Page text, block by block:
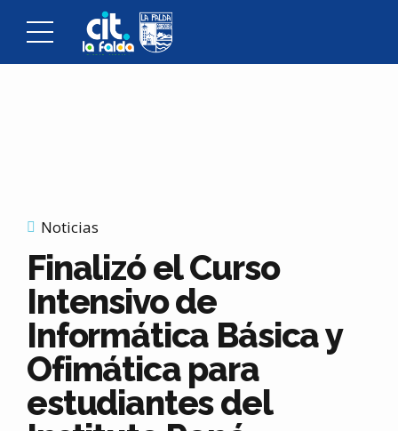
Noticias
Finalizó el Curso
Intensivo de
Informática Básica y
Ofimática para
estudiantes del